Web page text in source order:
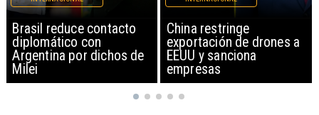
China restringe
exportación de drones a
EEUU y sanciona
empresas
Papa León XIV anuncia
gira por Sudamérica